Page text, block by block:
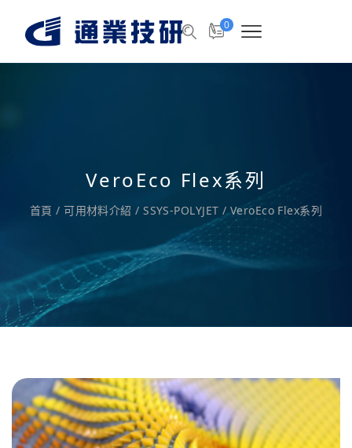
0
VeroEco Flex系列
首頁/ 可用材料介紹/ SSYS-POLYJET / VeroEco Flex系列